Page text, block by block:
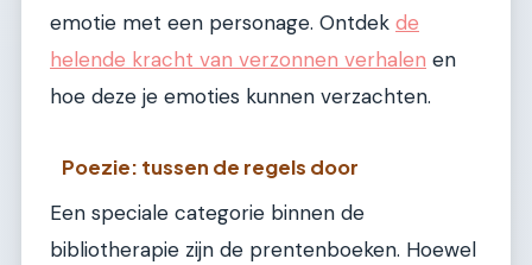
emotie met een personage. Ontdek de
helende kracht van verzonnen verhalen en
hoe deze je emoties kunnen verzachten.
Poezie: tussen de regels door
Een speciale categorie binnen de
bibliotherapie zijn de prentenboeken. Hoewel